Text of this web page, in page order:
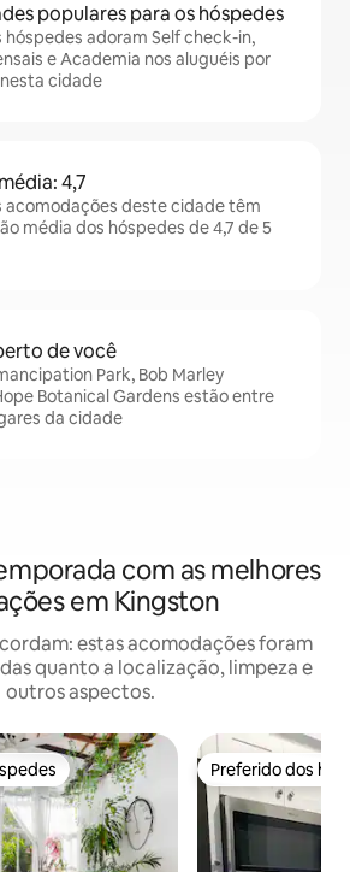
populares para os hóspedes
hóspedes adoram Self check-in,
e Academia nos aluguéis por
cidade
4,7
acomodações deste cidade têm
média dos hóspedes de 4,7 de 5
de você
Park, Bob Marley
Botanical Gardens estão entre
da cidade
com as melhores
em Kingston
estas acomodações foram
quanto a localização, limpeza e
outros aspectos.
dos hóspedes Preferido dos
Preferido dos